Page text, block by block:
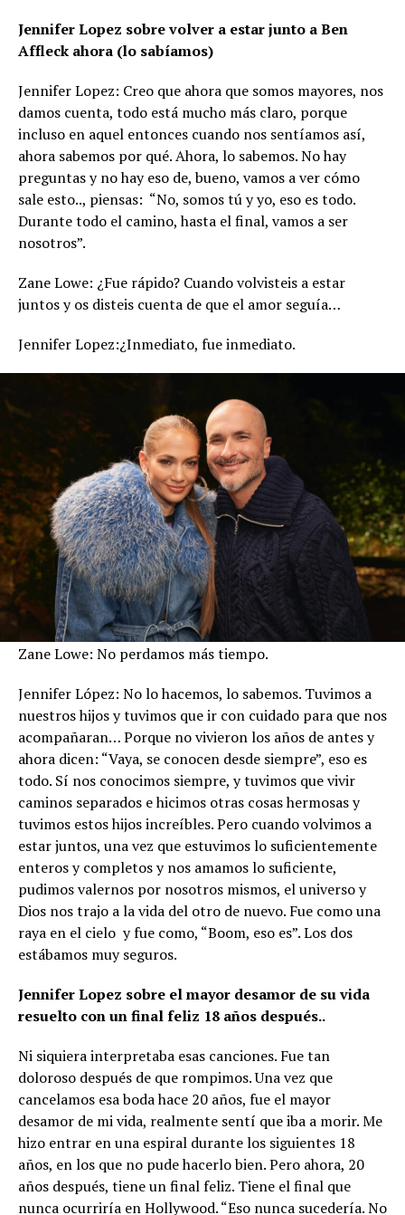
Jennifer Lopez sobre volver a estar junto a Ben
Affleck ahora (lo sabíamos)
Jennifer Lopez: Creo que ahora que somos mayores, nos
damos cuenta, todo está mucho más claro, porque
incluso en aquel entonces cuando nos sentíamos así,
ahora sabemos por qué. Ahora, lo sabemos. No hay
preguntas y no hay eso de, bueno, vamos a ver cómo
sale esto.., piensas: “No, somos tú y yo, eso es todo.
Durante todo el camino, hasta el final, vamos a ser
nosotros”.
Zane Lowe: ¿Fue rápido? Cuando volvisteis a estar
juntos y os disteis cuenta de que el amor seguía…
Jennifer Lopez:¿Inmediato, fue inmediato.
Zane Lowe: No perdamos más tiempo.
Jennifer López: No lo hacemos, lo sabemos. Tuvimos a
nuestros hijos y tuvimos que ir con cuidado para que nos
acompañaran… Porque no vivieron los años de antes y
ahora dicen: “Vaya, se conocen desde siempre”, eso es
todo. Sí nos conocimos siempre, y tuvimos que vivir
caminos separados e hicimos otras cosas hermosas y
tuvimos estos hijos increíbles. Pero cuando volvimos a
estar juntos, una vez que estuvimos lo suficientemente
enteros y completos y nos amamos lo suficiente,
pudimos valernos por nosotros mismos, el universo y
Dios nos trajo a la vida del otro de nuevo. Fue como una
raya en el cielo y fue como, “Boom, eso es”. Los dos
estábamos muy seguros.
Jennifer Lopez sobre el mayor desamor de su vida
resuelto con un final feliz 18 años después..
Ni siquiera interpretaba esas canciones. Fue tan
doloroso después de que rompimos. Una vez que
cancelamos esa boda hace 20 años, fue el mayor
desamor de mi vida, realmente sentí que iba a morir. Me
hizo entrar en una espiral durante los siguientes 18
años, en los que no pude hacerlo bien. Pero ahora, 20
años después, tiene un final feliz. Tiene el final que
nunca ocurriría en Hollywood. “Eso nunca sucedería. No